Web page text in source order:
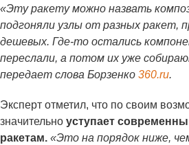
«Эту ракету можно назвать
подгоняли узлы от разных ракет,
дешевых. Где-то остались
переслали, а потом их уже
передает слова Борзенко 360.ru.
Эксперт отметил, что по своим
значительно уступает
ракетам. «Это на порядок ниже,